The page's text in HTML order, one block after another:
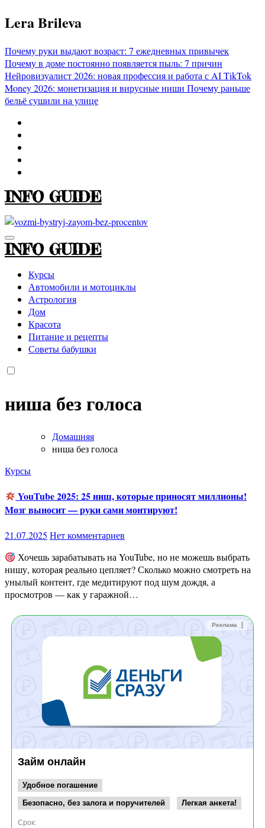
Перейти
к
Lera Brileva
Почему руки выдают возраст: 7 ежедневных привычек
Почему в доме постоянно появляется пыль: 7 причин
Нейровизуалист 2026: новая профессия и работа с AITikTok
Money 2026: монетизация и вирусные ниши Почему раньше
бельё сушили на улице
INFO GUIDE
INFO GUIDE
Курсы
Автомобили и мотоциклы
Астрология
Дом
Красота
Питание и рецепты
Советы бабушки
ниша без голоса
Домашняя
ниша без голоса
Курсы
YouTube 2025: 25 ниш, которые приносят миллионы!
Мозг выносит — руки сами монтируют!
21.07.2025 Нет комментариев
Хочешь зарабатывать на YouTube, но не можешь выбрать
нишу, которая реально цепляет? Сколько можно смотреть на
унылый контент, где медитируют под шум дождя, а
просмотров — как у гаражной…
Реклама
Займ онлайн
Удобное погашение
Безопасно, без залога и поручителей
Легкая анкета!
Срок: